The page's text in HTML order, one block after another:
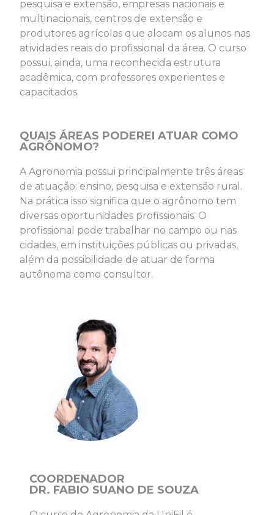
pesquisa e extensão, empresas nacionais e
multinacionais, centros de extensão e
produtores agrícolas que alocam os alunos nas
atividades reais do profissional da área. O curso
possui, ainda, uma reconhecida estrutura
acadêmica, com professores experientes e
capacitados.
QUAIS ÁREAS PODEREI ATUAR COMO
AGRÔNOMO?
A Agronomia possui principalmente três áreas
de atuação: ensino, pesquisa e extensão rural.
Na prática isso significa que o agrônomo tem
diversas oportunidades profissionais. O
profissional pode trabalhar no campo ou nas
cidades, em instituições públicas ou privadas,
além da possibilidade de atuar de forma
autônoma como consultor.
COORDENADOR
DR. FABIO SUANO DE SOUZA